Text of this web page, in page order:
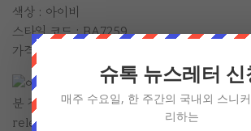
색상 : 아이비
스타일 코드 : BA7259
가격 : 130 달러
슈톡 뉴스레터 신
매주 수요일, 한 주간의 국내외 스니
리하는